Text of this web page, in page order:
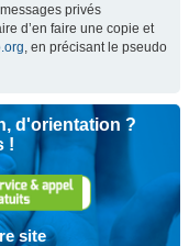
privés
d’en faire une copie et
, en précisant le pseudo
d'orientation ?
!
site